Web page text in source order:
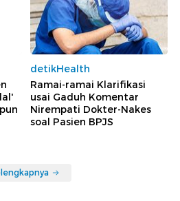
detikHealth
Ramai-ramai Klarifikasi
usai Gaduh Komentar
Nirempati Dokter-Nakes
soal Pasien BPJS